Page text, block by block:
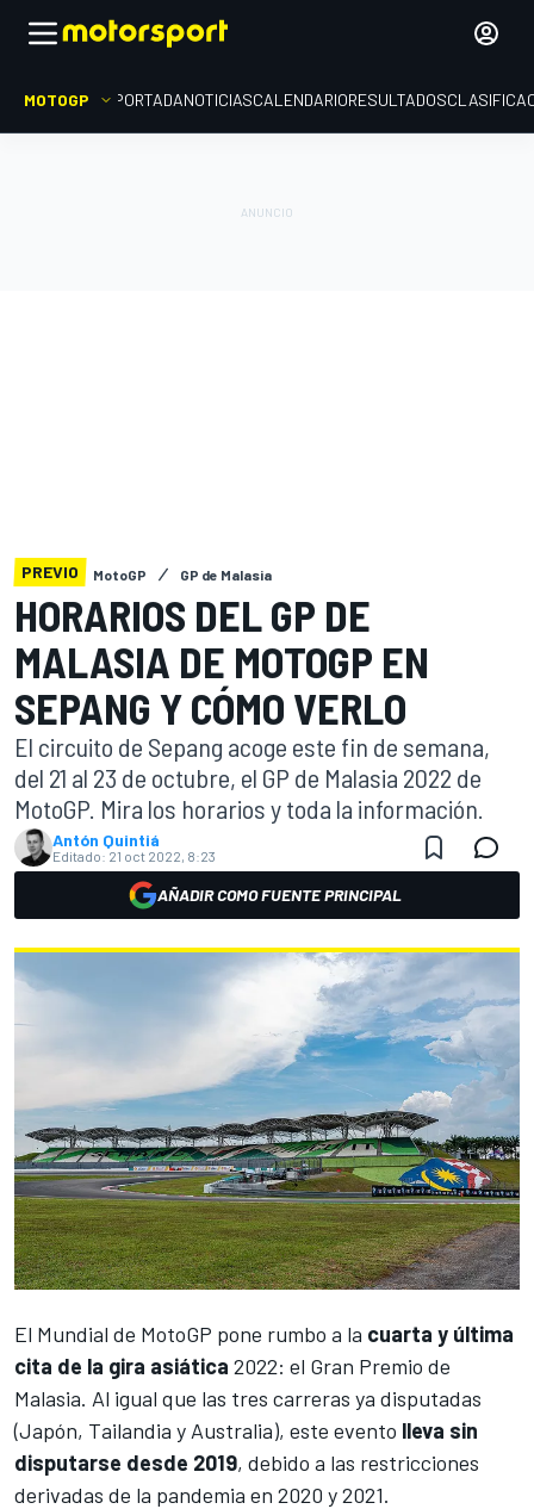
MOTOGP PORTADANOTICIASCALENDARIORESULTADOS
PREVIO MotoGP GP de Malasia
HORARIOS DEL GP DE
MALASIA DE MOTOGP EN
SEPANG Y CÓMO VERLO
El circuito de Sepang acoge este fin de semana,
del 21 al 23 de octubre, el GP de Malasia 2022 de
MotoGP. Mira los horarios y toda la información.
Antón Quintiá
Editado: 21 oct 2022, 8:23
AÑADIR COMO FUENTE PRINCIPAL
El Mundial de MotoGP pone rumbo a la cuarta y última
cita de la gira asiática 2022: el Gran Premio de
Malasia. Al igual que las tres carreras ya disputadas
(Japón, Tailandia y Australia), este evento lleva sin
disputarse desde 2019, debido a las restricciones
derivadas de la pandemia en 2020 y 2021.